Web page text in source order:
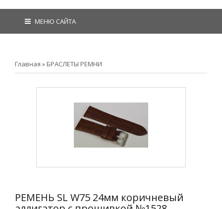
МЕНЮ САЙТА
Главная » БРАСЛЕТЫ РЕМНИ
РЕМЕНЬ SL W75 24мм коричневый